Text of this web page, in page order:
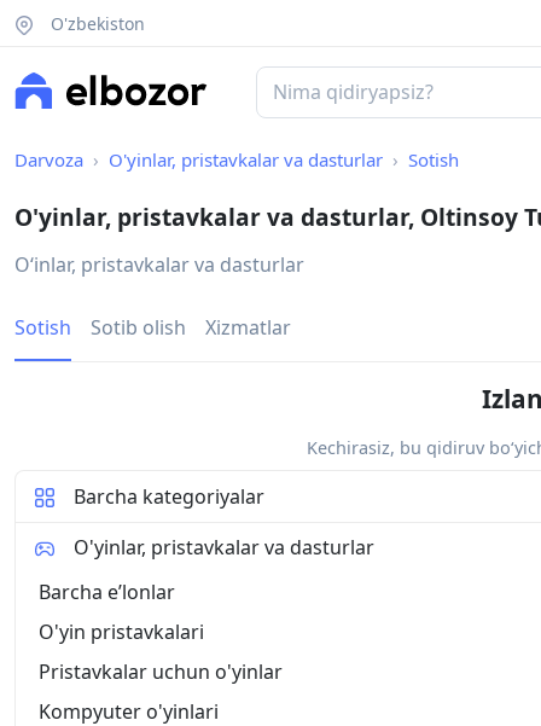
O'zbekiston
Darvoza O'yinlar, pristavkalar va dasturlar Sotish
O'yinlar, pristavkalar va dasturlar, Oltinsoy
O‘inlar, pristavkalar va dasturlar
Sotish Sotib olish Xizmatlar
Kechirasiz, bu qidiruv
Barcha kategoriyalar
O'yinlar, pristavkalar va dasturlar
Barcha eʼlonlar
O'yin pristavkalari
Pristavkalar uchun o'yinlar
Kompyuter o'yinlari